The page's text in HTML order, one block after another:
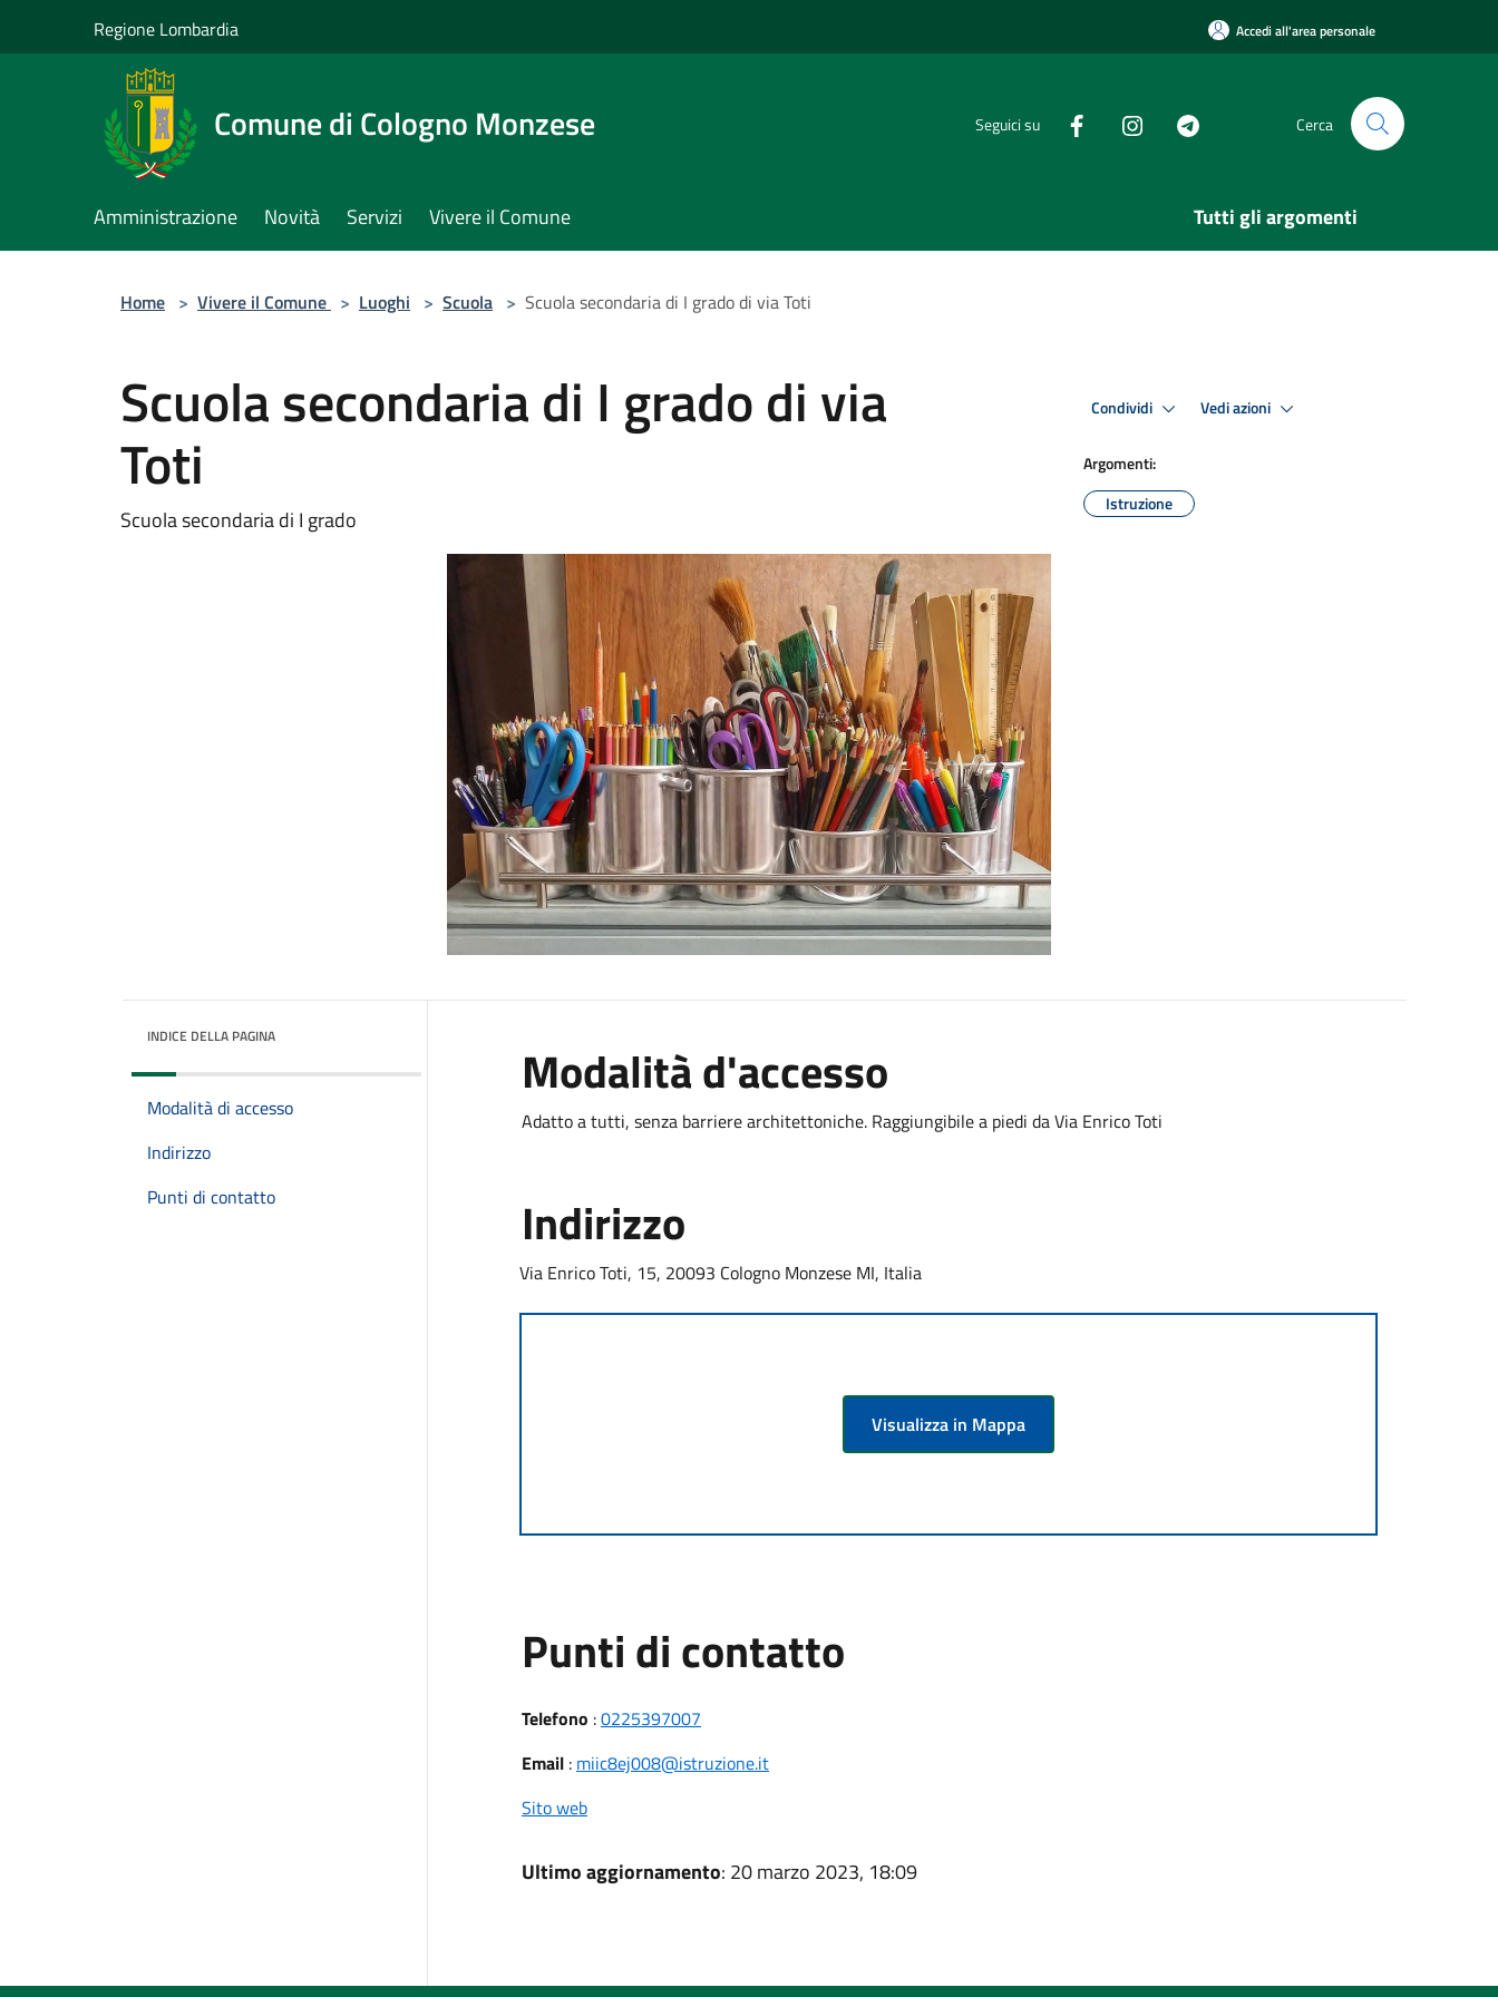
Regione Lombardia Accedi all'area personale
Comune di Cologno Monzese Seguici su Cerca
Amministrazione Novità Servizi Vivere il Comune Tutti gli argomenti
Home > Vivere il Comune > Luoghi > Scuola > Scuola secondaria di I grado di via Toti
Scuola secondaria di I grado di via
Toti
Scuola secondaria di I grado
Condividi Vedi azioni
Argomenti:
Istruzione
INDICE DELLA PAGINA
Modalità di accesso
Indirizzo
Punti di contatto
Modalità d'accesso
Adatto a tutti, senza barriere architettoniche. Raggiungibile a piedi da Via Enrico Toti
Indirizzo
Via Enrico Toti, 15, 20093 Cologno Monzese MI, Italia
Visualizza in Mappa
Punti di contatto
Telefono :0225397007
Email: miic8ej008@istruzione.it
Sito web
Ultimo aggiornamento: 20 marzo 2023, 18:09